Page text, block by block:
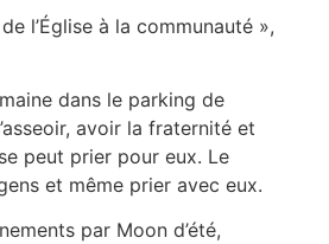
l’Église à la communauté »,
dans le parking de
avoir la fraternité et
peut prier pour eux. Le
et même prier avec eux.
par Moon d’été,